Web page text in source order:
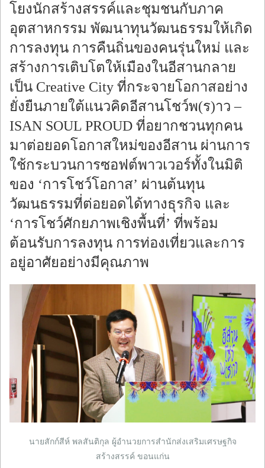
โยงนักสร้างสรรค์และชุมชนกับภาค
อุตสาหกรรม พัฒนาทุนวัฒนธรรมให้เกิด
การลงทุน การคืนถิ่นของคนรุ่นใหม่ และ
สร้างการเติบโตให้เมืองในอีสานกลาย
เป็น Creative City ที่กระจายโอกาสอย่าง
ยั่งยืนภายใต้แนวคิดอีสานโชว์พ(ร)าว –
ISAN SOUL PROUD ที่อยากชวนทุกคน
มาต่อยอดโอกาสใหม่ของอีสาน ผ่านการ
ใช้กระบวนการซอฟต์พาวเวอร์ทั้งในมิติ
ของ ‘การโชว์โอกาส’ ผ่านต้นทุน
วัฒนธรรมที่ต่อยอดได้ทางธุรกิจ และ
‘การโชว์ศักยภาพเชิงพื้นที่’ ที่พร้อม
ต้อนรับการลงทุน การท่องเที่ยวและการ
อยู่อาศัยอย่างมีคุณภาพ
นายสักก์สีห์ พลสันติกุล ผู้อำนวยการสำนักส่งเสริมเศรษฐกิจ
สร้างสรรค์ ขอนแก่น